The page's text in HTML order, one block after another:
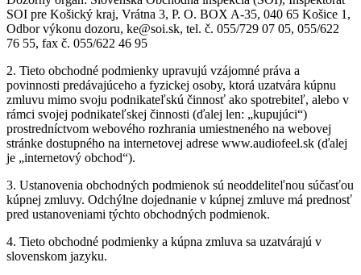
SOI pre Košický kraj, Vrátna 3, P. O. BOX A-35, 040 65 Košice 1,
Odbor výkonu dozoru, ke@soi.sk, tel. č. 055/729 07 05, 055/622
76 55, fax č. 055/622 46 95
2. Tieto obchodné podmienky upravujú vzájomné práva a
povinnosti predávajúceho a fyzickej osoby, ktorá uzatvára kúpnu
zmluvu mimo svoju podnikateľskú činnosť ako spotrebiteľ, alebo v
rámci svojej podnikateľskej činnosti (ďalej len: „kupujúci“)
prostredníctvom webového rozhrania umiestneného na webovej
stránke dostupného na internetovej adrese www.audiofeel.sk (ďalej
je „internetový obchod“).
3. Ustanovenia obchodných podmienok sú neoddeliteľnou súčasťou
kúpnej zmluvy. Odchýlne dojednanie v kúpnej zmluve má prednosť
pred ustanoveniami týchto obchodných podmienok.
4. Tieto obchodné podmienky a kúpna zmluva sa uzatvárajú v
slovenskom jazyku.